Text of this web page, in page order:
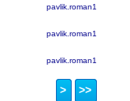
pavlik.roman1
pavlik.roman1
pavlik.roman1
> >>